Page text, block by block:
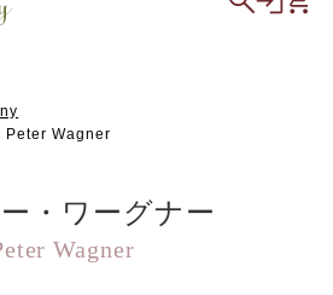
Peter Wagner
・ワーグナー
Wagner